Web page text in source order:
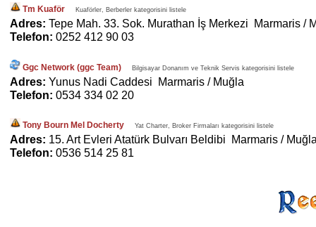
Tm Kuaför Kuaförler, Berberler kategorisini listele
Adres: Tepe Mah. 33. Sok. Murathan İş Merkezi Marmaris /
Telefon: 0252 412 90 03
Ggc Network (ggc Team) Bilgisayar Donanım ve Teknik Servis kategorisini listele
Adres: Yunus Nadi Caddesi Marmaris / Muğla
Telefon: 0534 334 02 20
Tony Bourn Mel Docherty Yat Charter, Broker Firmaları kategorisini listele
Adres: 15. Art Evleri Atatürk Bulvarı Beldibi Marmaris /
Telefon: 0536 514 25 81